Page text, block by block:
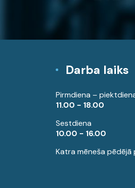
Darba laiks
Pirmdiena –
11.00 - 18.00
Sestdiena
10.00 - 16.00
Katra mēneša